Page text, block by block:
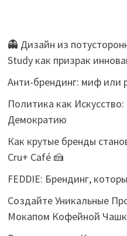
👻 Дизайн из
Study как призрак
Анти-брендинг: миф или
Политика как
Демократию
Как крутые бренды
Cru+ Café 🍰
FEDDIE: Брендинг,
Создайте Уникальные
Мокапом Кофейной